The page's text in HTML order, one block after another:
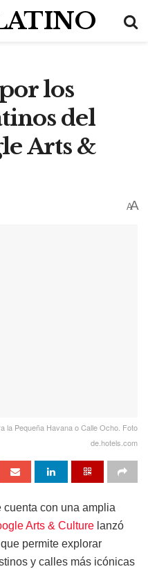
los
del
Arts &
AA
la Pequeña Havana o Calle Ocho. Foto
de.hotels.com
con una amplia
Arts & Culture lanzó
permite explorar
y calles más icónicas